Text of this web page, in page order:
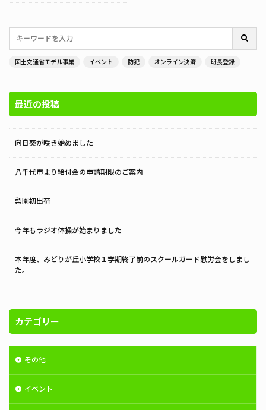
国土交通省モデル事業 イベント 防犯 オンライン決済 班長登録
最近の投稿
向日葵が咲き始めました
八千代市より給付金の申請期限のご案内
梨園初出荷
今年もラジオ体操が始まりました
本年度、みどりが丘小学校１学期終了前のスクールガード慰労会をしまし
た。
カテゴリー
その他
イベント